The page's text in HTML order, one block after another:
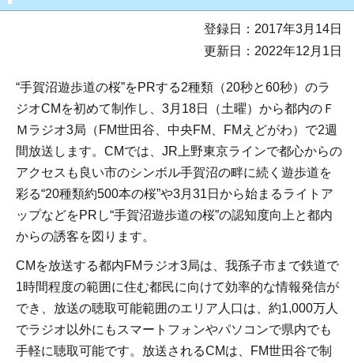
登録日：2017年3月14日
更新日：2022年12月1日
“手賀沼遊歩道の桜”をPRする2種類（20秒と60秒）のラ
ジオCMを初めて制作し、3月18日（土曜）から都内のＦ
Ｍラジオ3局（FM世田谷、中央FM、FMえどがわ）で2週
間放送します。CMでは、JR上野東京ラインで都心からの
アクセスも良い市のシンボル手賀沼の畔に続く遊歩道を
彩る“20種類約500本の桜”や3月31日から始まるライトア
ップなどをPRし“手賀沼遊歩道の桜”の認知度向上と都内
からの誘客を図ります。
CMを放送する都内FMラジオ3局は、我孫子市まで鉄道で
1時間程度の範囲に住む都民に向けて効率的な情報発信が
でき、放送の聴取可能範囲のエリア人口は、約1,000万人
でラジオ以外にもスマートフォンやパソコンで県内でも
手軽に聴取可能です。放送されるCMは、FM世田谷で制